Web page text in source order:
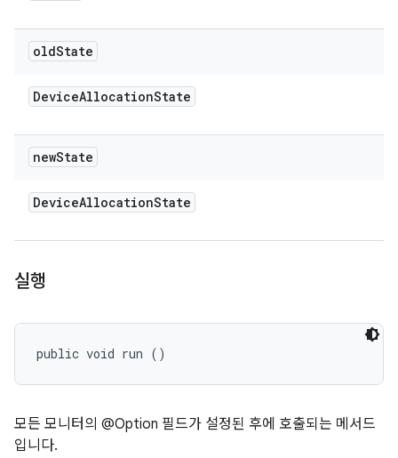
oldState
DeviceAllocationState
newState
DeviceAllocationState
실행
public void run ()
모든 모니터의 @Option 필드가 설정된 후에 호출되는 메서드
입니다.